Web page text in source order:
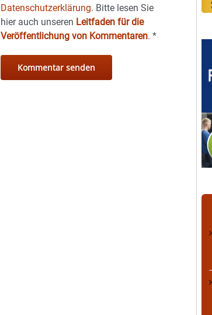
Datenschutzerklärung. Bitte lesen Sie
hier auch unseren Leitfaden für die
Veröffentlichung von Kommentaren.*